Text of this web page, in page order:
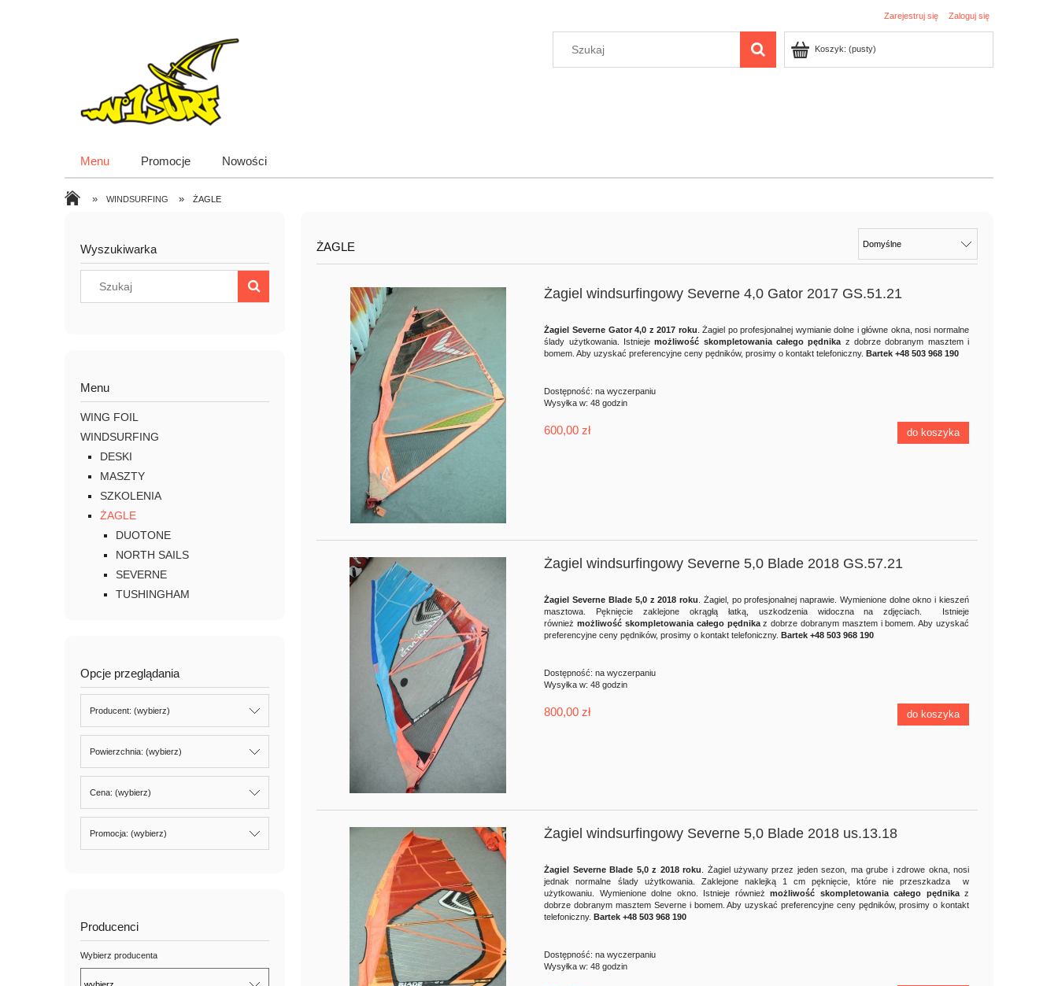
Zarejestruj się Zaloguj się
Koszyk: (pusty)
Menu Promocje Nowości
» WINDSURFING » ŻAGLE
Wyszukiwarka
Menu
WING FOIL
WINDSURFING
DESKI
MASZTY
SZKOLENIA
ŻAGLE
DUOTONE
NORTH SAILS
SEVERNE
TUSHINGHAM
Opcje przeglądania
Producent: (wybierz)
Powierzchnia: (wybierz)
Cena: (wybierz)
Promocja: (wybierz)
Producenci
Wybierz producenta
ŻAGLE
Żagiel windsurfingowy Severne 4,0 Gator 2017 GS.51.21
Żagiel Severne Gator 4,0 z 2017 roku . Żagiel po profesjonalnej wymianie dolne i główne okna, nosi normalne
ślady użytkowania. Istniejemożliwość skompletowania całego pędnika z dobrze dobranym masztem i
bomem. Aby uzyskać preferencyjne ceny pędników, prosimy o kontakt telefoniczny. Bartek +48 503 968 190
Dostępność: na wyczerpaniu
Wysyłka w: 48 godzin
600,00 zł do koszyka
Żagiel windsurfingowy Severne 5,0 Blade 2018 GS.57.21
Żagiel Severne Blade 5,0 z 2018 roku . Żagiel, po profesjonalnej naprawie. Wymienione dolne okno i kieszeń
masztowa. Pęknięcie zaklejone okrągłą łatką, uszkodzenia widoczna na zdjęciach. Istnieje
równieżmożliwość skompletowania całego pędnikaz dobrze dobranym masztem i bomem. Aby uzyskać
preferencyjne ceny pędników, prosimy o kontakt telefoniczny. Bartek +48 503 968 190
Dostępność: na wyczerpaniu
Wysyłka w: 48 godzin
800,00 zł do koszyka
Żagiel windsurfingowy Severne 5,0 Blade 2018 us.13.18
Żagiel Severne Blade 5,0 z 2018 roku . Żagiel używany przez jeden sezon, ma grube i zdrowe okna, nosi
jednak normalne ślady użytkowania. Zaklejone naklejką 1 cm pęknięcie, które nie przeszkadza w
użytkowaniu. Wymienione dolne okno. Istnieje równieżmożliwość skompletowania całego pędnikaz
dobrze dobranym masztem Severne i bomem. Aby uzyskać preferencyjne ceny pędników, prosimy o kontakt
telefoniczny. Bartek +48 503 968 190
Dostępność: na wyczerpaniu
Wysyłka w: 48 godzin